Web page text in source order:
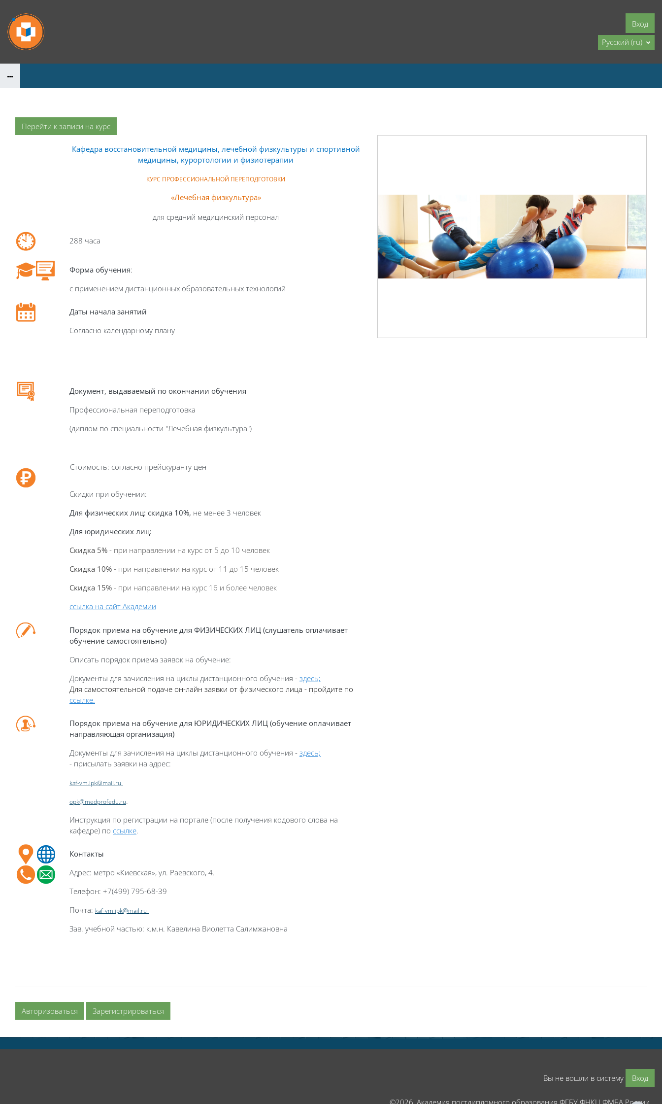
Вход
Русский ‎(ru)‎
Перейти к записи на курс
Кафедра восстановительной медицины, лечебной физкультуры и спортивной
медицины, курортологии и физиотерапии
КУРС ПРОФЕССИОНАЛЬНОЙ ПЕРЕПОДГОТОВКИ
«Лечебная физкультура»
для средний медицинский персонал
288 часа
Форма обучения:
с применением дистанционных образовательных технологий
Даты начала занятий
Согласно календарному плану
Документ, выдаваемый по окончании обучения
Профессиональная переподготовка
(диплом по специальности "Лечебная физкультура")
Стоимость: согласно прейскуранту цен
Скидки при обучении:
Для физических лиц: скидка 10%, не менее 3 человек
Для юридических лиц:
Скидка 5% - при направлении на курс от 5 до 10 человек
Скидка 10% - при направлении на курс от 11 до 15 человек
Скидка 15% - при направлении на курс 16 и более человек
ссылка на сайт Академии
Порядок приема на обучение для ФИЗИЧЕСКИХ ЛИЦ (слушатель оплачивает
обучение самостоятельно)
Описать порядок приема заявок на обучение:
Документы для зачисления на циклы дистанционного обучения - здесь;
Для самостоятельной подаче он-лайн заявки от физического лица - пройдите по
ссылке.
Порядок приема на обучение для ЮРИДИЧЕСКИХ ЛИЦ (обучение оплачивает
направляющая организация)
Документы для зачисления на циклы дистанционного обучения - здесь;
- присылать заявки на адрес:
kaf-vm.ipk@mail.ru
opk@medprofedu.ru.
Инструкция по регистрации на портале (после получения кодового слова на
кафедре) по ссылке.
Контакты
Адрес: метро «Киевская», ул. Раевского, 4.
Телефон: +7(499) 795-68-39
Почта: kaf-vm.ipk@mail.ru
Зав. учебной частью: к.м.н. Кавелина Виолетта Салимжановна
Авторизоваться Зарегистрироваться
Вы не вошли в систему Вход
©2026, Академия постдипломного образования ФГБУ ФНКЦ ФМБА России